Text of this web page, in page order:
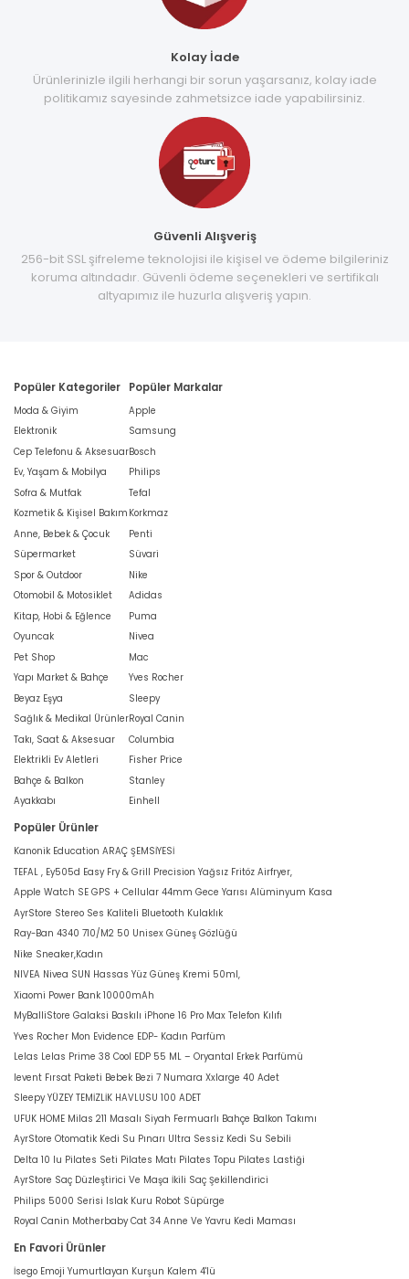
Kolay İade
Ürünlerinizle ilgili herhangi bir sorun yaşarsanız, kolay iade
politikamız sayesinde zahmetsizce iade yapabilirsiniz.
Güvenli Alışveriş
256-bit SSL şifreleme teknolojisi ile kişisel ve ödeme bilgileriniz
koruma altındadır. Güvenli ödeme seçenekleri ve sertifikalı
altyapımız ile huzurla alışveriş yapın.
Popüler Kategoriler
Moda & Giyim
Elektronik
Cep Telefonu & Aksesuar
Ev, Yaşam & Mobilya
Sofra & Mutfak
Kozmetik & Kişisel Bakım
Anne, Bebek & Çocuk
Süpermarket
Spor & Outdoor
Otomobil & Motosiklet
Kitap, Hobi & Eğlence
Oyuncak
Pet Shop
Yapı Market & Bahçe
Beyaz Eşya
Sağlık & Medikal Ürünler
Takı, Saat & Aksesuar
Elektrikli Ev Aletleri
Bahçe & Balkon
Ayakkabı
Popüler Markalar
Apple
Samsung
Bosch
Philips
Tefal
Korkmaz
Penti
Süvari
Nike
Adidas
Puma
Nivea
Mac
Yves Rocher
Sleepy
Royal Canin
Columbia
Fisher Price
Stanley
Einhell
Popüler Ürünler
Kanonik Education ARAÇ ŞEMSİYESİ
TEFAL , Ey505d Easy Fry & Grill Precision Yağsız Fritöz Airfryer,
Apple Watch SE GPS + Cellular 44mm Gece Yarısı Alüminyum Kasa
AyrStore Stereo Ses Kaliteli Bluetooth Kulaklık
Ray-Ban 4340 710/M2 50 Unisex Güneş Gözlüğü
Nike Sneaker,Kadın
NIVEA Nivea SUN Hassas Yüz Güneş Kremi 50ml,
Xiaomi Power Bank 10000mAh
MyBalliStore Galaksi Baskılı iPhone 16 Pro Max Telefon Kılıfı
Yves Rocher Mon Evidence EDP- Kadın Parfüm
Lelas Lelas Prime 38 Cool EDP 55 ML – Oryantal Erkek Parfümü
levent Fırsat Paketi Bebek Bezi 7 Numara Xxlarge 40 Adet
Sleepy YÜZEY TEMİZLİK HAVLUSU 100 ADET
UFUK HOME Milas 211 Masalı Siyah Fermuarlı Bahçe Balkon Takımı
AyrStore Otomatik Kedi Su Pınarı Ultra Sessiz Kedi Su Sebili
Delta 10 lu Pilates Seti Pilates Matı Pilates Topu Pilates Lastiği
AyrStore Saç Düzleştirici Ve Maşa İkili Saç Şekillendirici
Philips 5000 Serisi Islak Kuru Robot Süpürge
Royal Canin Motherbaby Cat 34 Anne Ve Yavru Kedi Maması
En Favori Ürünler
İsego Emoji Yumurtlayan Kurşun Kalem 4'lü